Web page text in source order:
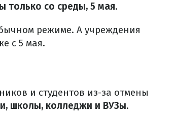
только со среды, 5 мая.
режиме. А учреждения
с 5 мая.
и студентов из-за отмены
школы, колледжи и ВУЗы.